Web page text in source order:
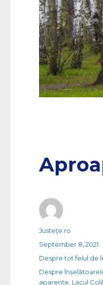
Author
Justeţe.ro
Posted
September 8, 2021
Categories
Despre tot felul de
Tags
Despre
aparențe Lacul